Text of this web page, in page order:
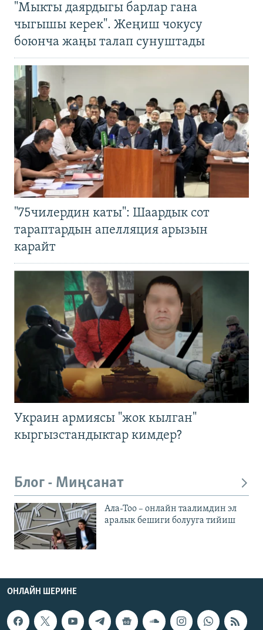
"Мыкты даярдыгы барлар гана
чыгышы керек". Жеңиш чокусу
боюнча жаңы талап сунуштады
"75чилердин каты": Шаардык сот
тараптардын апелляция арызын
карайт
Украин армиясы "жок кылган"
кыргызстандыктар кимдер?
Блог - Миңсанат
Ала-Тоо – онлайн таалимдин эл
аралык бешиги болууга тийиш
ОНЛАЙН ШЕРИНЕ